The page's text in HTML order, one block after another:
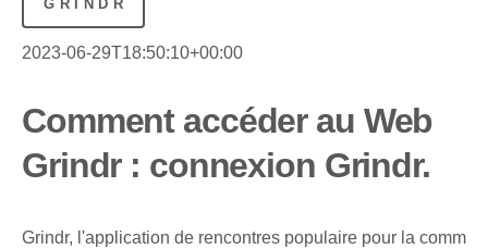
GRINDR
2023-06-29T18:50:10+00:00
Comment accéder au Web
Grindr : connexion Grindr.
Grindr, l'application de rencontres populaire pour la comm